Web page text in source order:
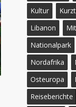
Kultur
Libanon
Nationalpark
Nordafrika
Osteuropa
Reiseberichte